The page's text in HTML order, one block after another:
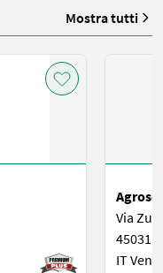
Mostra tutti
Via
45031
IT